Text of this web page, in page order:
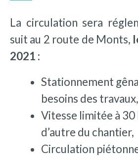
La circulation sera
suit au 2 route de Monts,
2021 :
Stationnement
besoins des travaux,
Vitesse limitée à
d’autre du chantier,
Circulation